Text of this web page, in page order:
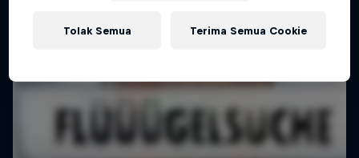
Tolak Semua Terima Semua Cookie